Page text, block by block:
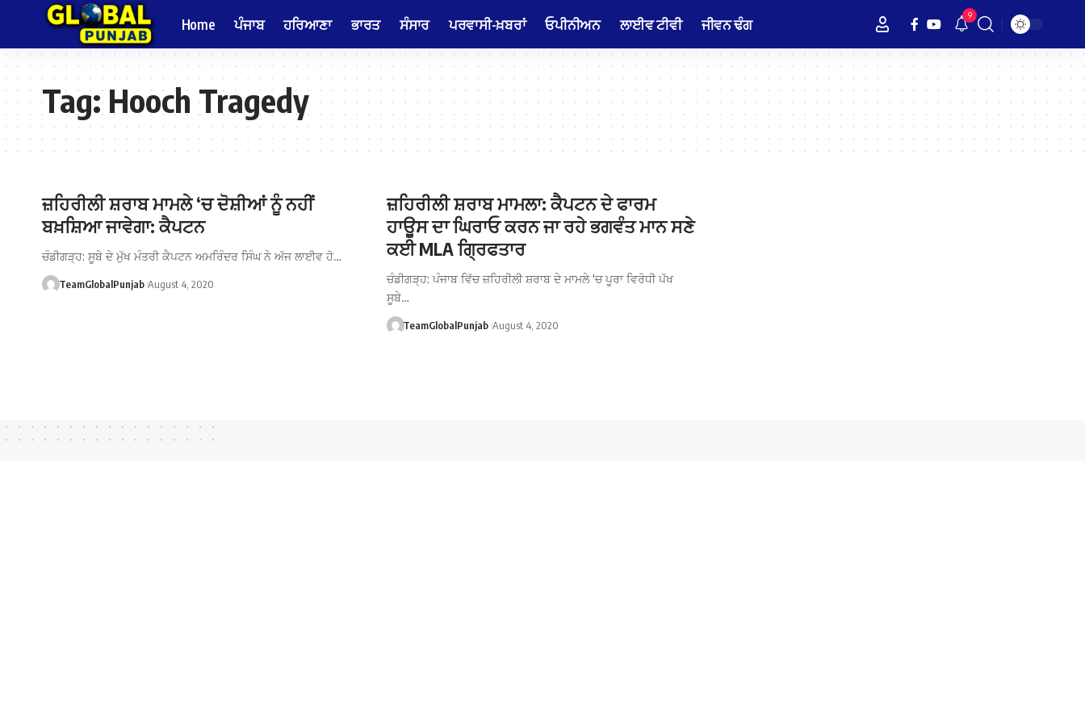
Home ਪੰਜਾਬ ਹਰਿਆਣਾ ਭਾਰਤ ਸੰਸਾਰ ਪਰਵਾਸੀ-ਖ਼ਬਰਾਂ ਓਪੀਨੀਅਨ ਲਾਈਵ ਟੀਵੀ ਜੀਵਨ ਢੰਗ 9
Tag:Hooch Tragedy
ਜ਼ਹਿਰੀਲੀ ਸ਼ਰਾਬ ਮਾਮਲੇ ‘ਚ ਦੋਸ਼ੀਆਂ ਨੂੰ ਨਹੀਂ
ਬਖ਼ਸ਼ਿਆ ਜਾਵੇਗਾ: ਕੈਪਟਨ
ਚੰਡੀਗੜ੍ਹ: ਸੂਬੇ ਦੇ ਮੁੱਖ ਮੰਤਰੀ ਕੈਪਟਨ ਅਮਰਿੰਦਰ ਸਿੰਘ ਨੇ ਅੱਜ ਲਾਈਵ ਹੋ…
TeamGlobalPunjab August 4, 2020
ਜ਼ਹਿਰੀਲੀ ਸ਼ਰਾਬ ਮਾਮਲਾ: ਕੈਪਟਨ ਦੇ ਫਾਰਮ
ਹਾਊਸ ਦਾ ਘਿਰਾਓ ਕਰਨ ਜਾ ਰਹੇ ਭਗਵੰਤ ਮਾਨ ਸਣੇ
ਕਈ MLA ਗ੍ਰਿਫਤਾਰ
ਚੰਡੀਗੜ੍ਹ: ਪੰਜਾਬ ਵਿੱਚ ਜ਼ਹਿਰੀਲੀ ਸ਼ਰਾਬ ਦੇ ਮਾਮਲੇ 'ਚ ਪੂਰਾ ਵਿਰੋਧੀ ਪੱਖ
ਸੂਬੇ…
TeamGlobalPunjab August 4, 2020